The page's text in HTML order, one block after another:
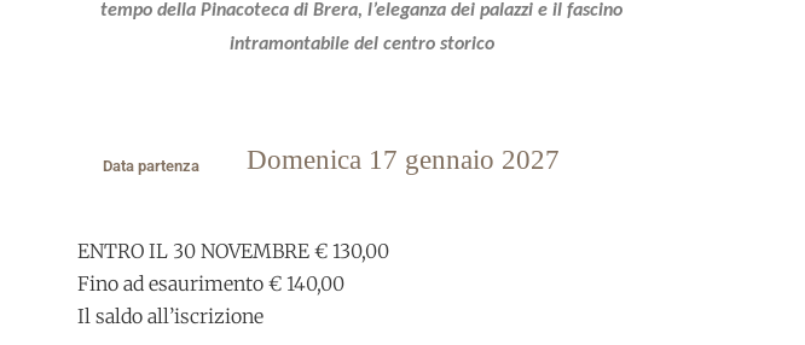
tempo della Pinacoteca di Brera, l’eleganza dei palazzi e il fascino
intramontabile del centro storico
Data partenza Domenica 17 gennaio 2027
ENTRO IL 30 NOVEMBRE € 130,00
Fino ad esaurimento € 140,00
Il saldo all’iscrizione